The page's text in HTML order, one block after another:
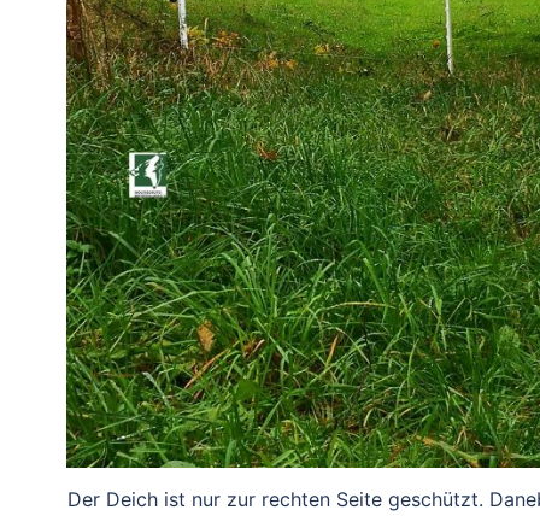
Der Deich ist nur zur rechten Seite geschützt.